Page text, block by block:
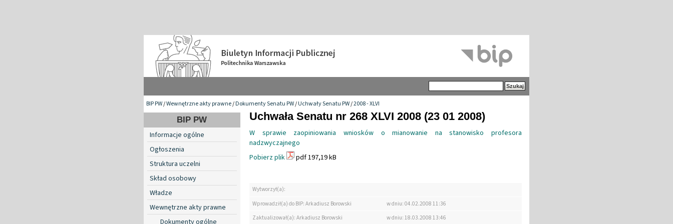
BIP PW/Wewnętrzne akty prawne/Dokumenty Senatu PW/Uchwały Senatu PW/2008 - XLVI
BIP PW
Informacje ogólne
Ogłoszenia
Struktura uczelni
Skład osobowy
Władze
Wewnętrzne akty prawne
Dokumenty ogólne
Uchwała Senatu nr 268 XLVI 2008 (23 01 2008)
W sprawie zaopiniowania wniosków o mianowanie na stanowisko profesora
nadzwyczajnego
Pobierz plik
pdf 197,19 kB
Wytworzył(a):
Wprowadził(a) do BIP: Arkadiusz Borowski
w dniu: 04.02.2008 11:36
Zaktualizował(a): Arkadiusz Borowski
w dniu: 18.03.2008 13:46